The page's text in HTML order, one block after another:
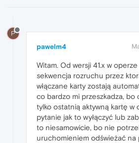
P
pawelm4
Witam. Od wersji 41.x w
sekwencja rozruchu przez
włączane karty zostają
co bardzo mi przeszkadza, bo
tylko ostatnią aktywną kartę w
pytanie jak to wyłączyć lub
to niesamowicie, bo nie
uruchomieniem odświeżać na